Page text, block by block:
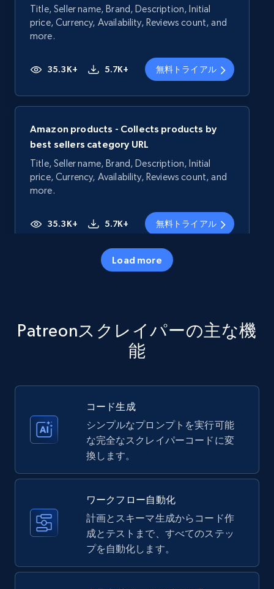
Title, Seller name, Brand, Description, Initial
price, Currency, Availability, Reviews count, and
more.
35.3K+ 5.7K+ 無料トライアル
Amazon products - Collects products by
best sellers category URL
Title, Seller name, Brand, Description, Initial
price, Currency, Availability, Reviews count, and
more.
35.3K+ 5.7K+ 無料トライアル
price, Currency, Availability, Reviews count, and
Amazon products - Collects products by
specific keywords
Title, Seller name, Brand, Description, Initial
35.3K+ 5.7K+ 無料トライアル
Load more
Patreonスクレイパーの主な機
能
コード生成
シンプルなプロンプトを実行可能
な完全なスクレイパーコードに変
換します。
ワークフロー自動化
計画とスキーマ生成からコード作
成とテストまで、すべてのステッ
プを自動化します。